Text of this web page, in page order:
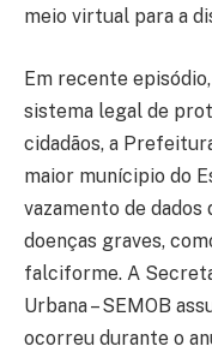
meio virtual para a
Em recente
sistema legal de
cidadãos, a
maior munícipio do
vazamento de dados
doenças graves,
falciforme. A
Urbana – SEMOB
ocorreu durante o